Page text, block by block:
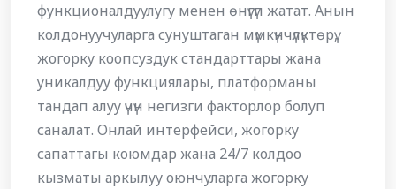
функционалдуулугу менен өнүгүп жатат. Анын
колдонуучуларга сунуштаган мүмкүнчүлүктөрү,
жогорку коопсуздук стандарттары жана
уникалдуу функциялары, платформаны
тандап алуу үчүн негизги факторлор болуп
саналат. Онлай интерфейси, жогорку
сапаттагы коюмдар жана 24/7 колдоо
кызматы аркылуу оюнчуларга жогорку